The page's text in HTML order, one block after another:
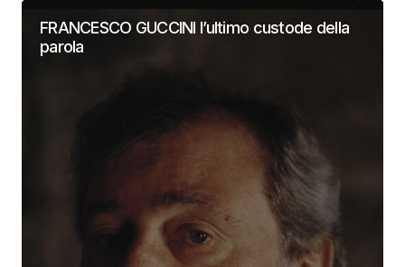
FRANCESCO GUCCINI l’ultimo custode della
parola